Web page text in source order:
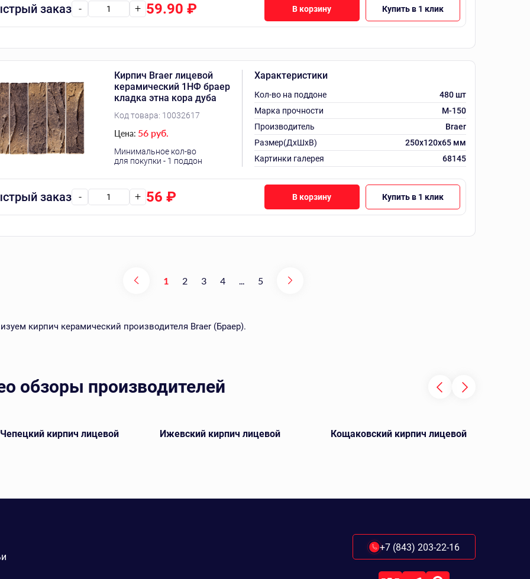
заказ - + 59.90 ₽ В корзину Купить в 1 клик
Кирпич Braer лицевой
керамический 1НФ браер
кладка этна кора дуба
Код товара: 10032617
Цена: 56 руб.
Минимальное кол-во
для покупки - 1 поддон
Характеристики
Кол-во на поддоне
480 шт
Марка прочности
M-150
Производитель
Braer
Размер(ДхШхВ)
250х120х65 мм
Картинки галерея
68145
заказ - + 56 ₽ В корзину Купить в 1 клик
1 2 3 4 5
кирпич керамический производителя Braer (Браер).
обзоры производителей
кирпич лицевой Ижевский кирпич лицевой Кощаковский кирпич лицевой
+7 (843) 203-22-16